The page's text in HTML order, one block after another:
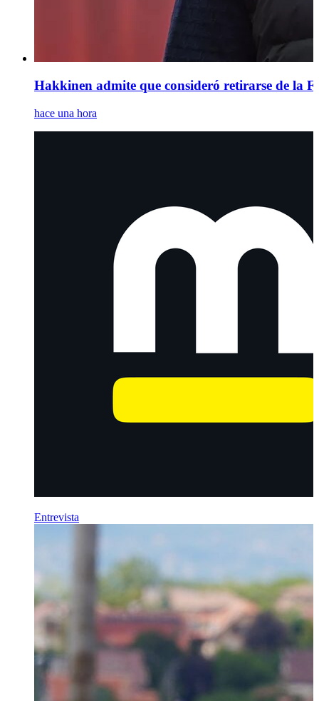
Hakkinen admite que consideró retirarse de la
hace una hora
Entrevista